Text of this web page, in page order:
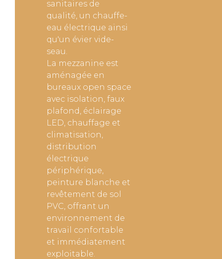
sanitaires de
qualité, un chauffe-
eau électrique ainsi
qu'un évier vide-
seau.
La mezzanine est
aménagée en
bureaux open space
avec isolation, faux
plafond, éclairage
LED, chauffage et
climatisation,
distribution
électrique
périphérique,
peinture blanche et
revêtement de sol
PVC, offrant un
environnement de
travail confortable
et immédiatement
exploitable.